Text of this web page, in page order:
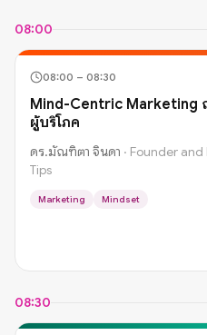
08:00
08:00 – 08:30
Mind-Centric Marketing
ผู้บริโภค
ดร.มัณฑิตา จินดา · Founder
Tips
Marketing Mindset
08:30